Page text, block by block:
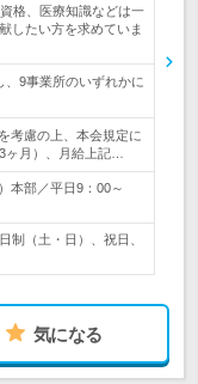
格、医療知識などは一
したい方を求めていま
、9事業所のいずれかに
考慮の上、本会規定に
月）、月給上記…
本部／平日9：00～
制（土・日）、祝日、
気になる